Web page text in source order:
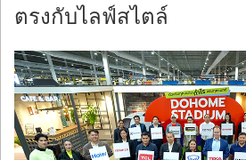
ตรงกับไลฟ์สไตล์